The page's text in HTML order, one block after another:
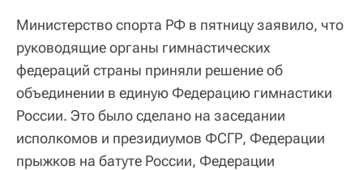
Министерство спорта РФ в пятницу заявило, что
руководящие органы гимнастических
федераций страны приняли решение об
объединении в единую Федерацию гимнастики
России. Это было сделано на заседании
исполкомов и президиумов ФСГР, Федерации
прыжков на батуте России, Федерации